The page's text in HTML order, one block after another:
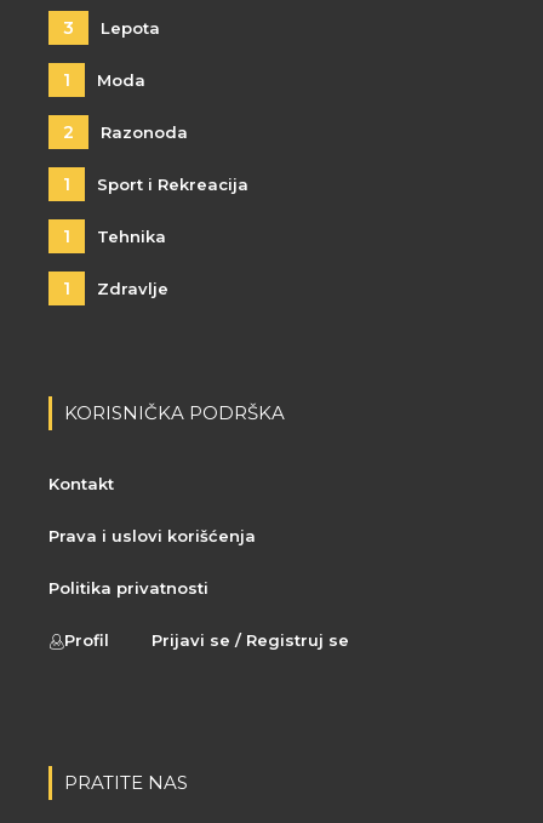
3 Lepota
1 Moda
2 Razonoda
1 Sport i Rekreacija
1 Tehnika
1 Zdravlje
KORISNIČKA PODRŠKA
Kontakt
Prava i uslovi korišćenja
Politika privatnosti
Profil Prijavi se / Registruj se
PRATITE NAS